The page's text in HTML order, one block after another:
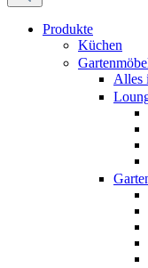
Produkte
Küchen
Alles